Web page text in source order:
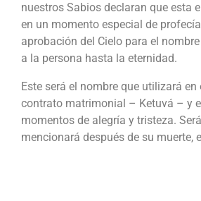
nuestros Sabios declaran que esta
en un momento especial de
aprobación del Cielo para el
a la persona hasta la eternidad.
Este será el nombre que utilizará en
contrato matrimonial – Ketuvá – y
momentos de alegría y tristeza.
mencionará después de su muerte,